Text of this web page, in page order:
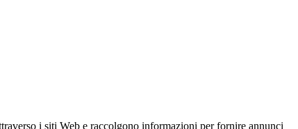
i siti Web e raccolgono informazioni per fornire annunci